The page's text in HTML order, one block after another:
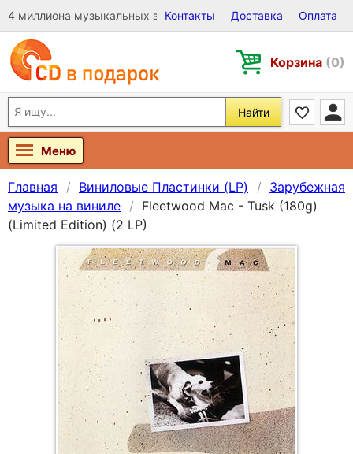
4 миллиона музыкальных записей на Виниле, CD и DVD
Контакты Доставка Оплата
Корзина (0)
Найти
Меню
Главная Виниловые Пластинки (LP)
Зарубежная
музыка на виниле
Fleetwood Mac - Tusk (180g)
(Limited Edition) (2 LP)